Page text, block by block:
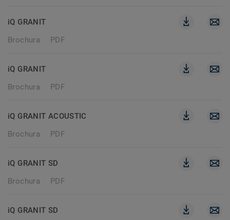
iQ GRANIT
Brochura
PDF
iQ GRANIT
Brochura
PDF
iQ GRANIT ACOUSTIC
Brochura
PDF
iQ GRANIT SD
Brochura
PDF
iQ GRANIT SD